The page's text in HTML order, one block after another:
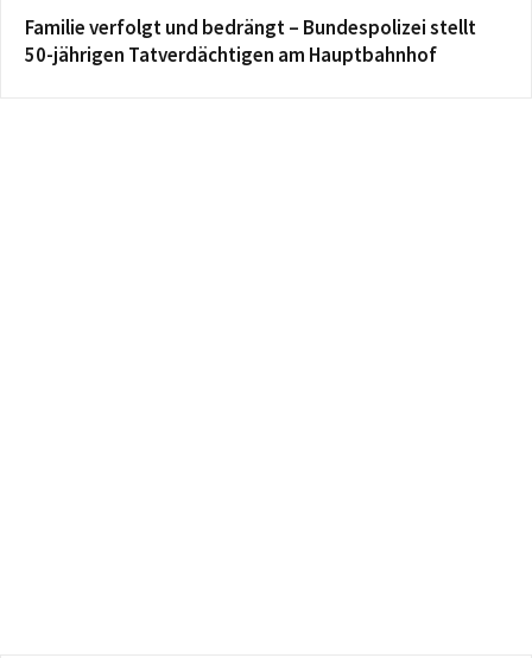
Familie verfolgt und bedrängt – Bundespolizei stellt
50-jährigen Tatverdächtigen am Hauptbahnhof